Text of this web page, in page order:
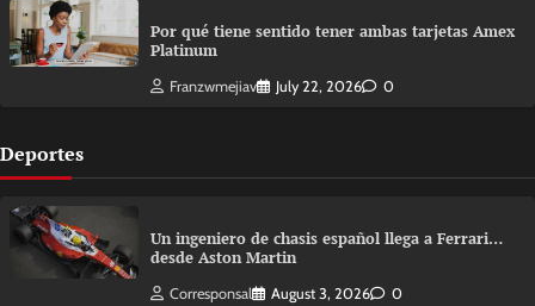
Por qué tiene sentido tener ambas tarjetas Amex
Platinum
Franzwmejiav July 22, 2026 0
Deportes
Un ingeniero de chasis español llega a Ferrari…
desde Aston Martin
Corresponsal August 3, 2026 0